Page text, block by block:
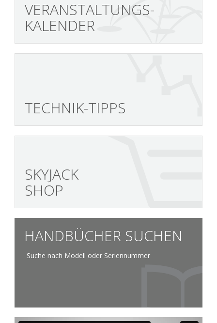
VERANSTALTUNGS-
KALENDER
TECHNIK-TIPPS
SKYJACK
SHOP
HANDBÜCHER SUCHEN
Suche nach Modell oder Seriennummer